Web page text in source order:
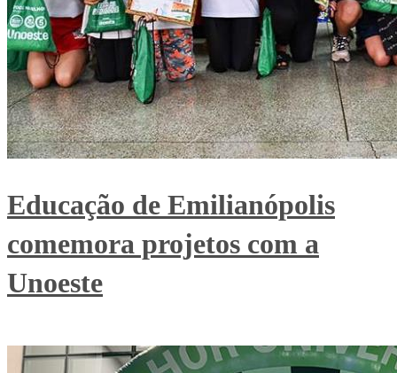
Educação de Emilianópolis
comemora projetos com a
Unoeste